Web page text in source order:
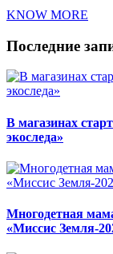
KNOW MORE
Последние
В магазинах
экоследа»
Многодетная
«Миссис Земля-